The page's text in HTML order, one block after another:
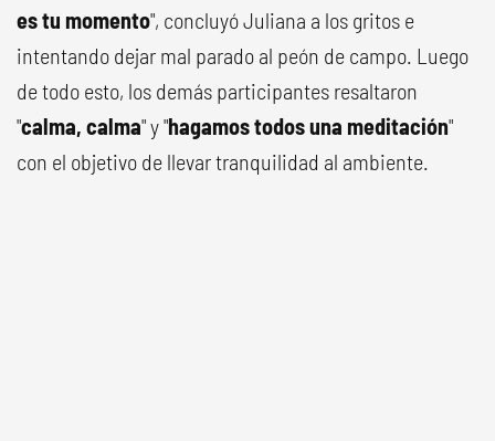
es tu momento", concluyó Juliana a los gritos e
intentando dejar mal parado al peón de campo. Luego
de todo esto, los demás participantes resaltaron
"calma, calma" y "hagamos todos una meditación"
con el objetivo de llevar tranquilidad al ambiente.